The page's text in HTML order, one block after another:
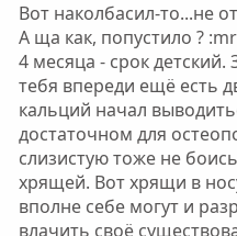
Вот наколбасил-то...не
А ща как, попустило ?
4 месяца - срок детский.
тебя впереди ещё есть
кальций начал
достаточном для
слизистую тоже не
хрящей. Вот хрящи в
вполне себе могут и
влачить своё